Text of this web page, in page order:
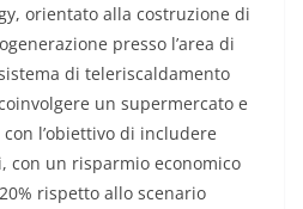
orientato alla costruzione di
presso l’area di
di teleriscaldamento
un supermercato e
l’obiettivo di includere
con un risparmio economico
rispetto allo scenario